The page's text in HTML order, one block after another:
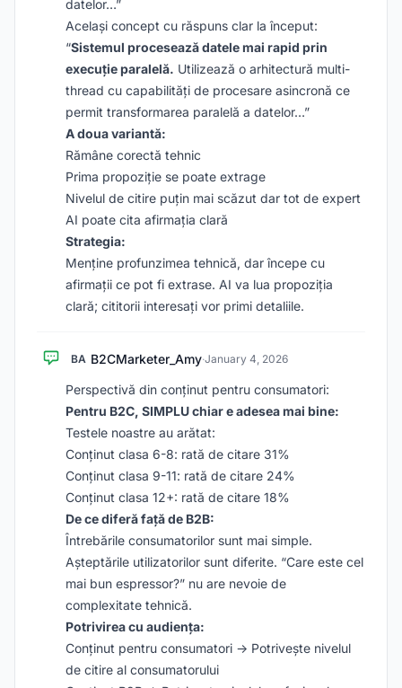
datelor…”
Același concept cu răspuns clar la început:
“Sistemul procesează datele mai rapid prin
execuție paralelă. Utilizează o arhitectură multi-
thread cu capabilități de procesare asincronă ce
permit transformarea paralelă a datelor…”
A doua variantă:
Rămâne corectă tehnic
Prima propoziție se poate extrage
Nivelul de citire puțin mai scăzut dar tot de expert
AI poate cita afirmația clară
Strategia:
Menține profunzimea tehnică, dar începe cu
afirmații ce pot fi extrase. AI va lua propoziția
clară; cititorii interesați vor primi detaliile.
BA B2CMarketer_Amy·January 4, 2026
Perspectivă din conținut pentru consumatori:
Pentru B2C, SIMPLU chiar e adesea mai bine:
Testele noastre au arătat:
Conținut clasa 6-8: rată de citare 31%
Conținut clasa 9-11: rată de citare 24%
Conținut clasa 12+: rată de citare 18%
De ce diferă față de B2B:
Întrebările consumatorilor sunt mai simple.
Așteptările utilizatorilor sunt diferite. “Care este cel
mai bun espressor?” nu are nevoie de
complexitate tehnică.
Potrivirea cu audiența:
Conținut pentru consumatori -> Potrivește nivelul
de citire al consumatorului